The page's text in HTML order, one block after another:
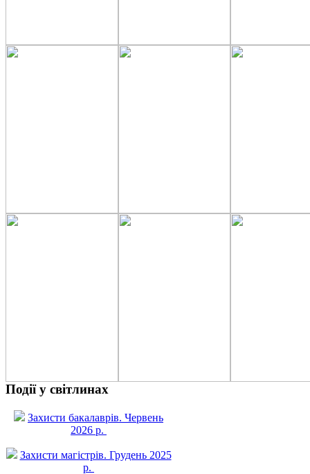
Події у світлинах
Захисти бакалаврів. Червень
2026 р.
Захисти магістрів. Грудень 2025
р.